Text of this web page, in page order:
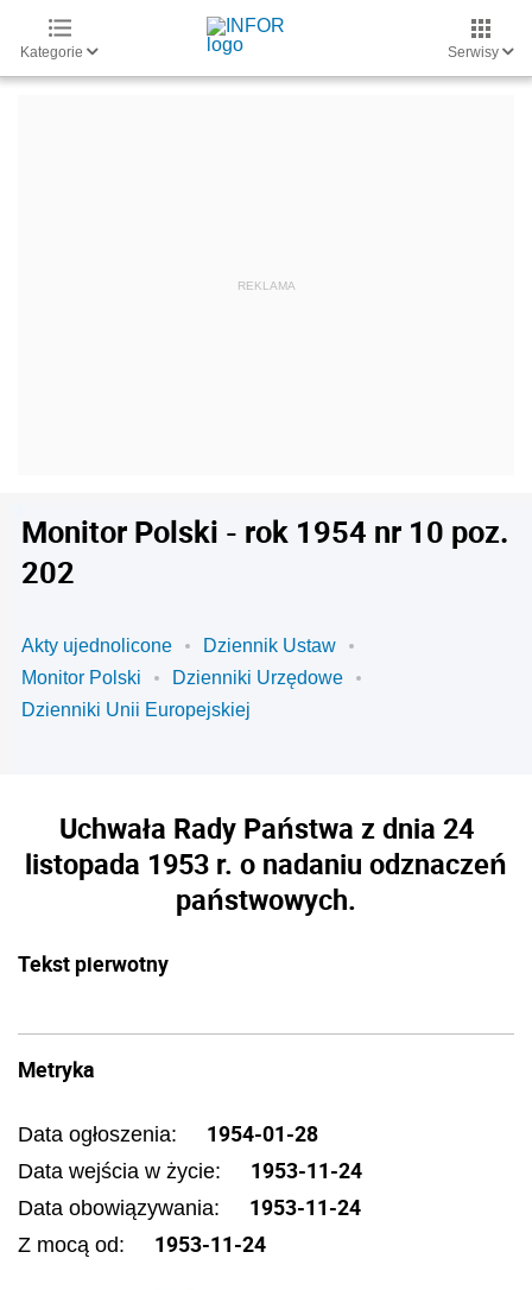
Kategorie Serwisy
Monitor Polski - rok 1954 nr 10 poz.
202
Akty ujednolicone
Dziennik Ustaw
Monitor Polski
Dzienniki Urzędowe
Dzienniki Unii Europejskiej
Uchwała Rady Państwa z dnia 24
listopada 1953 r. o nadaniu odznaczeń
państwowych.
Tekst pierwotny
Metryka
Data ogłoszenia: 1954-01-28
Data wejścia w życie: 1953-11-24
Data obowiązywania: 1953-11-24
Z mocą od: 1953-11-24